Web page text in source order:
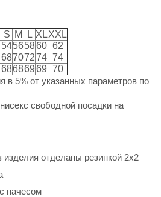
S M L XLXXL
54565860 62
68707274 74
68686969 70
в 5% от указанных параметров по
свободной посадки на
изделия отделаны резинкой 2х2
начесом